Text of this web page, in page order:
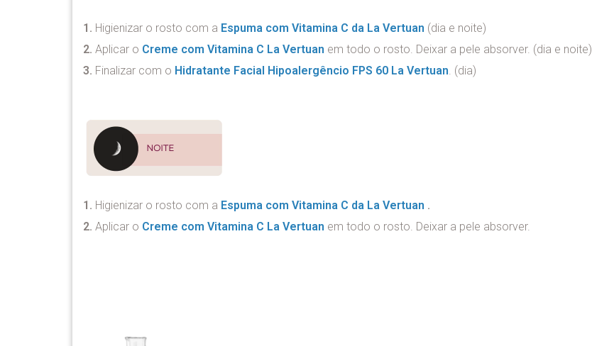
1. Higienizar o rosto com a Espuma com Vitamina C da La Vertuan (dia e noite)
2. Aplicar o Creme com Vitamina C La Vertuan em todo o rosto. Deixar a pele absorver. (dia e noite)
3. Finalizar com o Hidratante Facial Hipoalergêncio FPS 60 La Vertuan. (dia)
1. Higienizar o rosto com a Espuma com Vitamina C da La Vertuan .
2. Aplicar o Creme com Vitamina C La Vertuan em todo o rosto. Deixar a pele absorver.